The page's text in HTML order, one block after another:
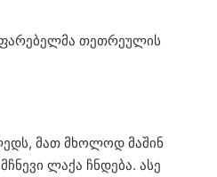
თეთრეულის
მათ მხოლოდ მაშინ
ლაქა ჩნდება. ასე